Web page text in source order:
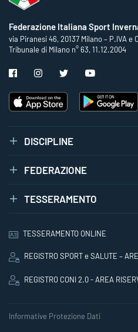
Federazione Italiana Sport
via Piranesi 46, 20137 Milano – P.IVA e
Tribunale di Milano n° 63, 11.12.2004
DISCIPLINE
FEDERAZIONE
TESSERAMENTO
TESSERAMENTO ONLINE
REGISTRO SPORT e SALUTE –
REGISTRO CONI 2.0 - AREA
Informative Protezione Dati